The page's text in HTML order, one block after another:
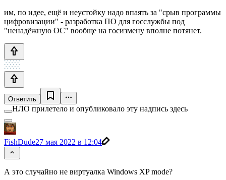
им, по идее, ещё и неустойку надо впаять за "срыв программы
цифровизации" - разработка ПО для госслужбы под
"ненадёжную ОС" вообще на госизмену вполне потянет.
Ответить
НЛО прилетело и опубликовало эту надпись здесь
FishDude27 мая 2022 в 12:04
А это случайно не виртуалка Windows XP mode?